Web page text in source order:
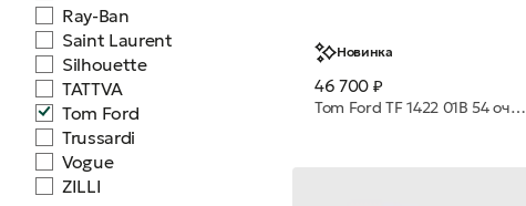
Ray-Ban
Saint Laurent
Silhouette
TATTVA
Tom Ford
Trussardi
Vogue
ZILLI
Новинка
46 700 ₽
Tom Ford TF 1422 01B 54 очки с/з